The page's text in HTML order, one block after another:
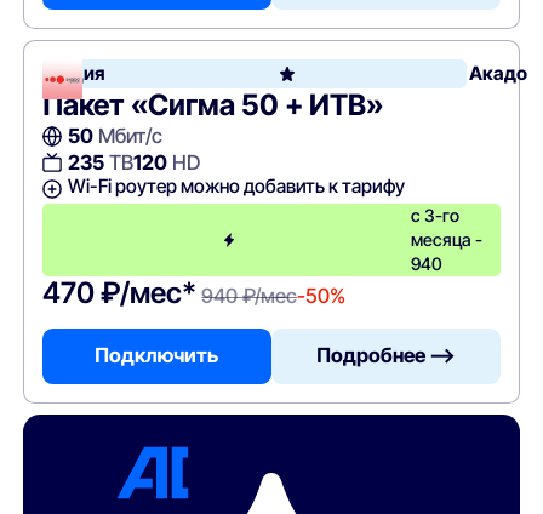
Акция Акадо
Пакет «Сигма 50 + ИТВ»
50Мбит/с
235ТВ120HD
Wi-Fi роутер можно добавить к тарифу
с 3-го
месяца -
940
470 ₽/мес* 940 ₽/мес-50%
Подключить Подробнее —>